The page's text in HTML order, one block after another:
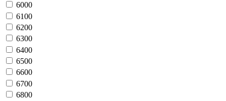
6000
6100
6200
6300
6400
6500
6600
6700
6800